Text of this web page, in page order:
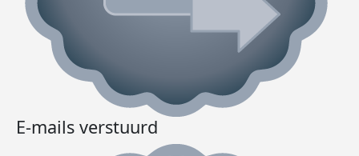
E-mails verstuurd